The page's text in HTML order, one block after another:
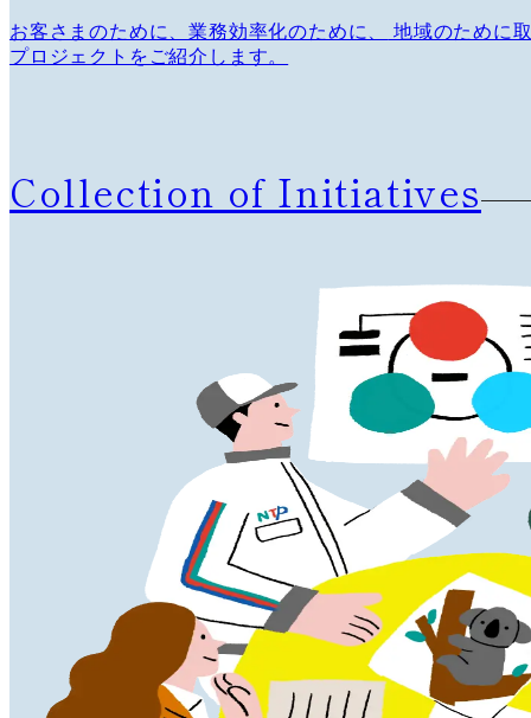
お客さまのために、業務効率化のために、
地域のために
プロジェクトをご紹介します。
Collection of Initiatives